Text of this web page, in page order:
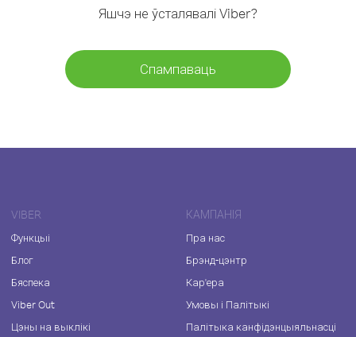
Яшчэ не ўсталявалі Viber?
Спампаваць
VIBER
Функцыі
Блог
Бяспека
Viber Out
Цэны на выклікі
КАМПАНІЯ
Пра нас
Брэнд-цэнтр
Кар'ера
Умовы і Палітыкі
Палітыка канфідэнцыяльнасці